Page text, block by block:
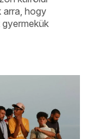
arra, hogy